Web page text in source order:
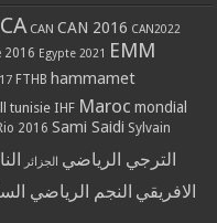
CA CAN CAN 2016 CAN2022
2016 Egypte 2021 EMM
FTHB hammamet
tunisie IHF Maroc mondial
2016 Sami Saidi Sylvain
الترجي الرياضي الجزائر
الافريقي النجم الرياضي